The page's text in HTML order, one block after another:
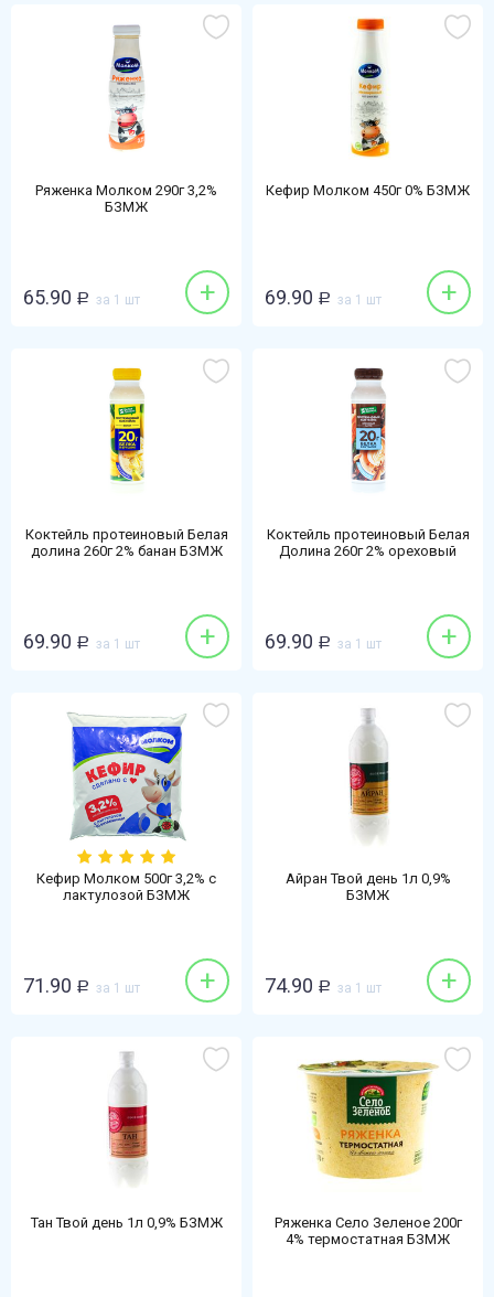
Ряженка Молком 290г 3,2%
БЗМЖ
65.90 Р за 1 шт +
Кефир Молком 450г 0% БЗМЖ
69.90 Р за 1 шт +
Коктейль протеиновый Белая
долина 260г 2% банан БЗМЖ
69.90 Р за 1 шт +
Коктейль протеиновый Белая
Долина 260г 2% ореховый
69.90 Р за 1 шт +
Кефир Молком 500г 3,2% с
лактулозой БЗМЖ
71.90 Р за 1 шт +
Айран Твой день 1л 0,9%
БЗМЖ
74.90 Р за 1 шт +
Тан Твой день 1л 0,9% БЗМЖ
Ряженка Село Зеленое 200г
4% термостатная БЗМЖ